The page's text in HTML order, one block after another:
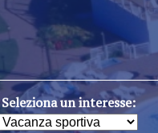
Seleziona un interesse: